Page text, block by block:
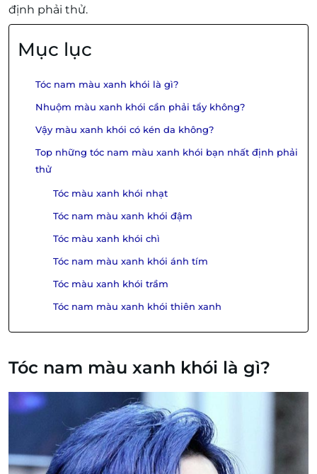
định phải thử.
Mục lục
Tóc nam màu xanh khói là gì?
Nhuộm màu xanh khói cần phải tẩy không?
Vậy màu xanh khói có kén da không?
Top những tóc nam màu xanh khói bạn nhất định phải
thử
Tóc màu xanh khói nhạt
Tóc nam màu xanh khói đậm
Tóc màu xanh khói chì
Tóc nam màu xanh khói ánh tím
Tóc màu xanh khói trầm
Tóc nam màu xanh khói thiên xanh
Tóc nam màu xanh khói là gì?